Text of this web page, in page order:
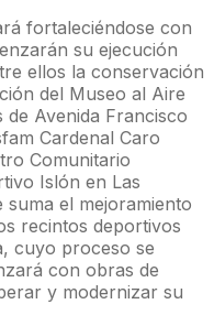
fortaleciéndose con
su ejecución
ellos la conservación
del Museo al Aire
de Avenida Francisco
Cardenal Caro
Comunitario
Islón en Las
suma el mejoramiento
recintos deportivos
cuyo proceso se
con obras de
y modernizar su